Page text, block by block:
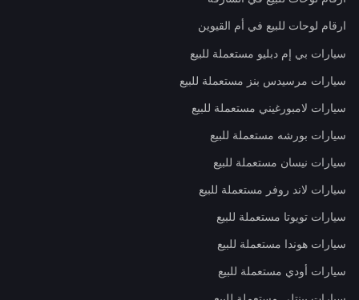
ارقام لوحات للبيع في أم القيوين
سيارات بي إم دبليو مستعملة للبيع
سيارات مرسيدس بنز مستعملة للبيع
سيارات لامبورغيني مستعملة للبيع
سيارات بورشه مستعملة للبيع
سيارات نيسان مستعملة للبيع
سيارات لاند روفر مستعملة للبيع
سيارات تويوتا مستعملة للبيع
سيارات هوندا مستعملة للبيع
سيارات أودي مستعملة للبيع